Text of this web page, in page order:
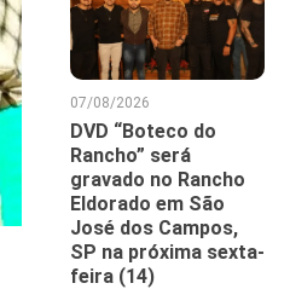
07/08/2026
DVD “Boteco do
Rancho” será
gravado no Rancho
Eldorado em São
José dos Campos,
SP na próxima sexta-
feira (14)